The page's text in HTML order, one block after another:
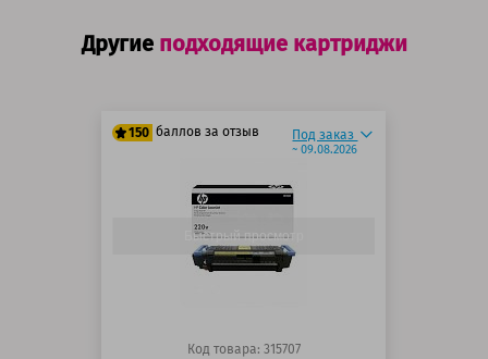
Другие подходящие картриджи
150 баллов за отзыв
125 баллов
150 баллов
Под заказ
~ 09.08.2026
Быстрый просмотр
Код товара: 315707